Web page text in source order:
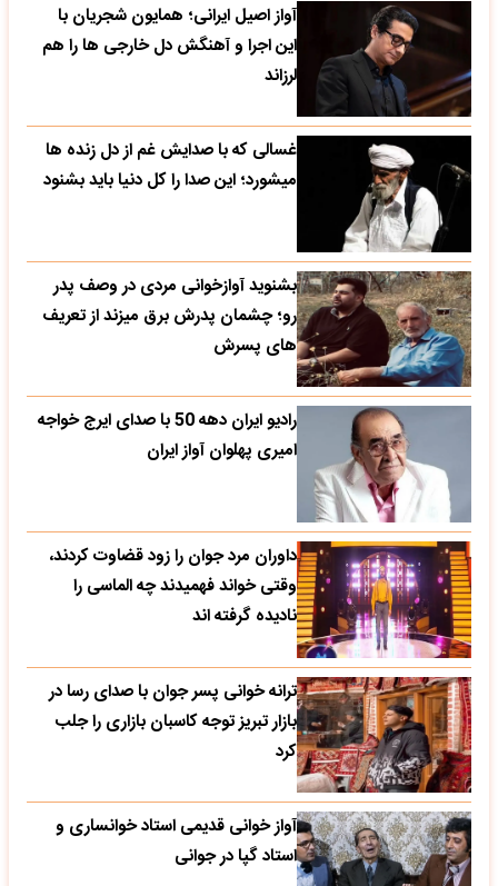
آواز اصیل ایرانی؛ همایون شجریان با
این اجرا و آهنگش دل خارجی ها را هم
لرزاند
غسالی که با صدایش غم از دل زنده ها
میشورد؛ این صدا را کل دنیا باید بشنود
بشنوید آوازخوانی مردی در وصف پدر
رو؛ چشمان پدرش برق میزند از تعریف
های پسرش
رادیو ایران دهه 50 با صدای ایرج خواجه
امیری پهلوان آواز ایران
داوران مرد جوان را زود قضاوت کردند،
وقتی خواند فهمیدند چه الماسی را
نادیده گرفته اند
ترانه خوانی پسر جوان با صدای رسا در
بازار تبریز توجه کاسبان بازاری را جلب
کرد
آواز خوانی قدیمی استاد خوانساری و
استاد گپا در جوانی